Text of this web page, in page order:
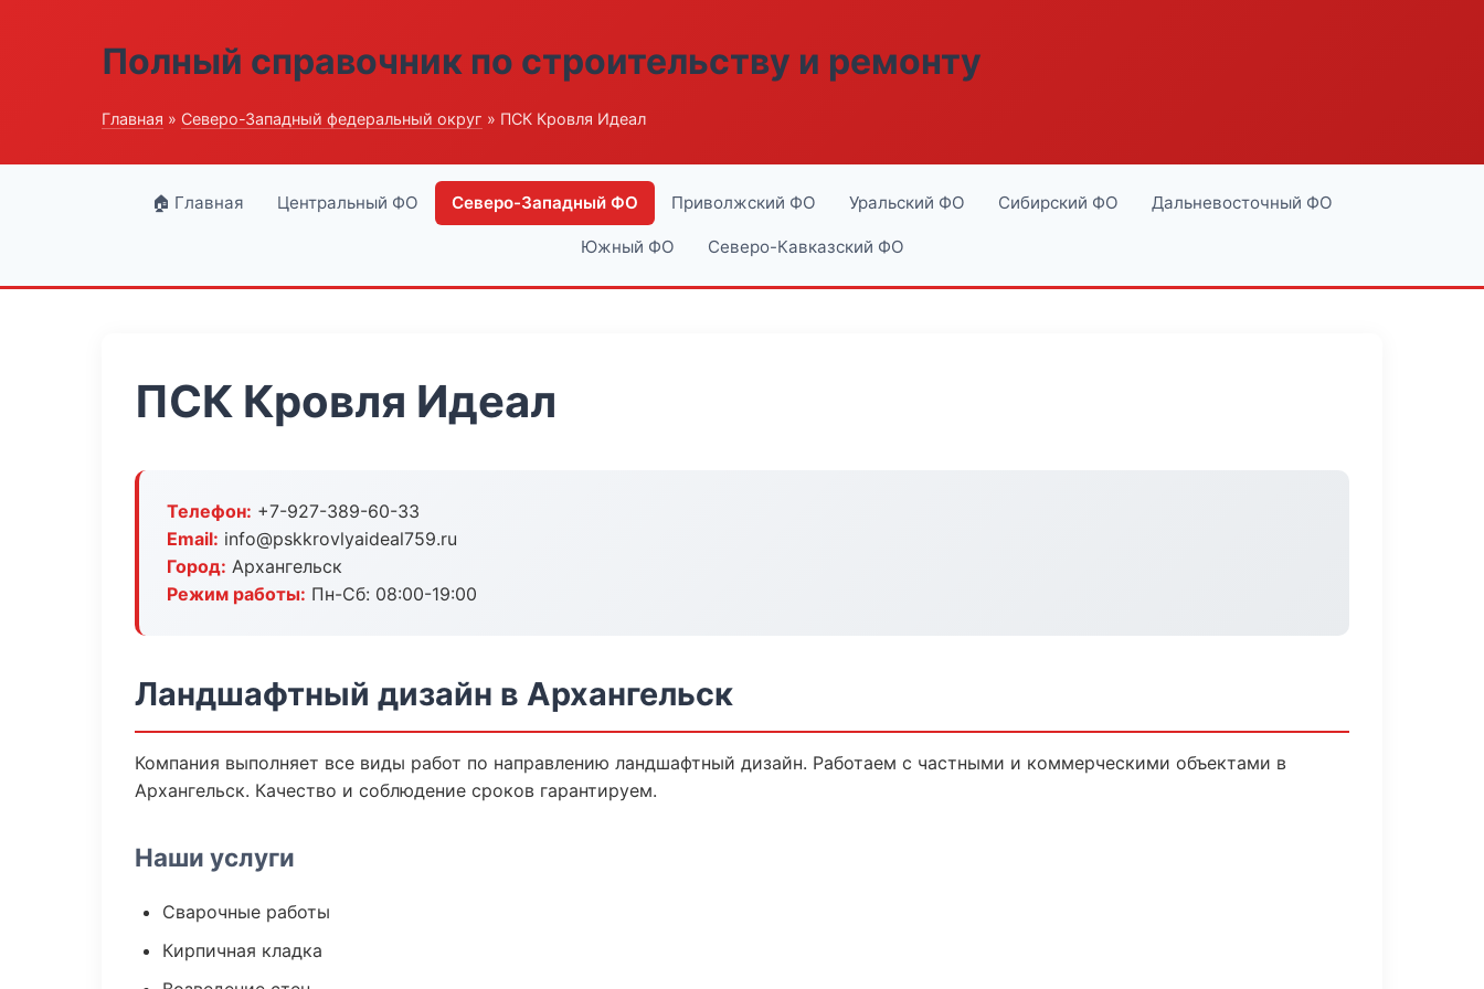
Полный справочник по строительству и ремонту
Главная » Северо-Западный федеральный округ » ПСК Кровля Идеал
🏠 Главная Центральный ФО Северо-Западный ФО Приволжский ФО Уральский ФО Сибирский ФО Дальневосточный ФО
Южный ФО Северо-Кавказский ФО
ПСК Кровля Идеал
Телефон: +7-927-389-60-33
Email: info@pskkrovlyaideal759.ru
Город: Архангельск
Режим работы: Пн-Сб: 08:00-19:00
Ландшафтный дизайн в Архангельск
Компания выполняет все виды работ по направлению ландшафтный дизайн. Работаем с частными и коммерческими объектами в
Архангельск. Качество и соблюдение сроков гарантируем.
Наши услуги
Сварочные работы
Кирпичная кладка